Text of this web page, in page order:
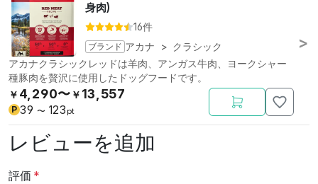
身肉)
16件
ブランド アカナ > クラシック
アカナクラシックレッドは羊肉、アンガス牛肉、ヨークシャー
種豚肉を贅沢に使用したドッグフードです。
￥ 4,290〜 ￥ 13,557
P 39 〜 123 pt
レビューを追加
評価